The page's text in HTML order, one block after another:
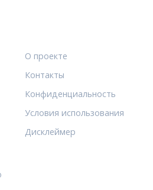
О проекте
Контакты
Конфиденциальность
Условия использования
Дисклеймер